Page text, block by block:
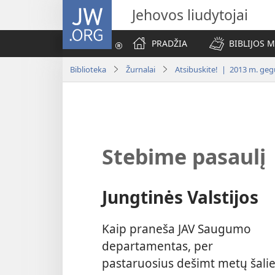
JW.ORG Jehovos liudytojai
PRADŽIA
BIBLIJOS
Biblioteka Žurnalai Atsibuskite! | 2013 m.
Stebime pasaulį
Jungtinės Valstijos
Kaip praneša JAV Saugumo
departamentas, per
pastaruosius dešimt metų